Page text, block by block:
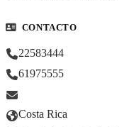
CONTACTO
22583444
61975555
Costa Rica